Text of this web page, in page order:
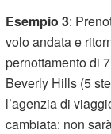
Esempio 3:
volo andata e
pernottamento di
Beverly Hills (5
l’agenzia di
cambiata: non